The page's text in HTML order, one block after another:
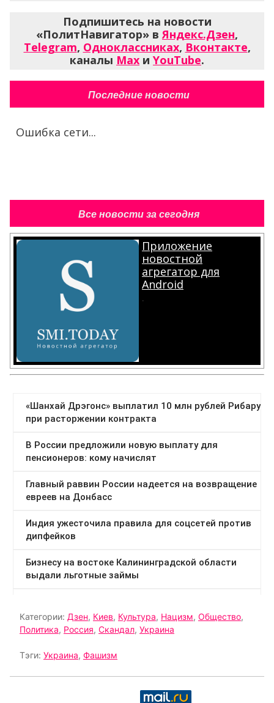
Подпишитесь на новости
«ПолитНавигатор» вЯндекс.Дзен,
Telegram, Одноклассниках, Вконтакте,
каналы Max и YouTube.
Последние новости
Ошибка сети...
Все новости за сегодня
Приложение
новостной
агрегатор для
Android
.
Категории: Дзен, Киев, Культура, Нацизм, Общество,
Политика, Россия, Скандал, Украина
Тэги: Украина, Фашизм